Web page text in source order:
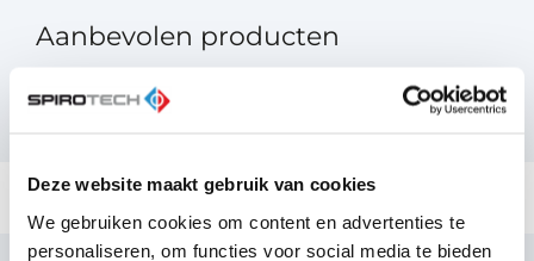
Deze website maakt gebruik van cookies
We gebruiken cookies om content en advertenties te
personaliseren, om functies voor social media te bieden
Aanbevolen producten